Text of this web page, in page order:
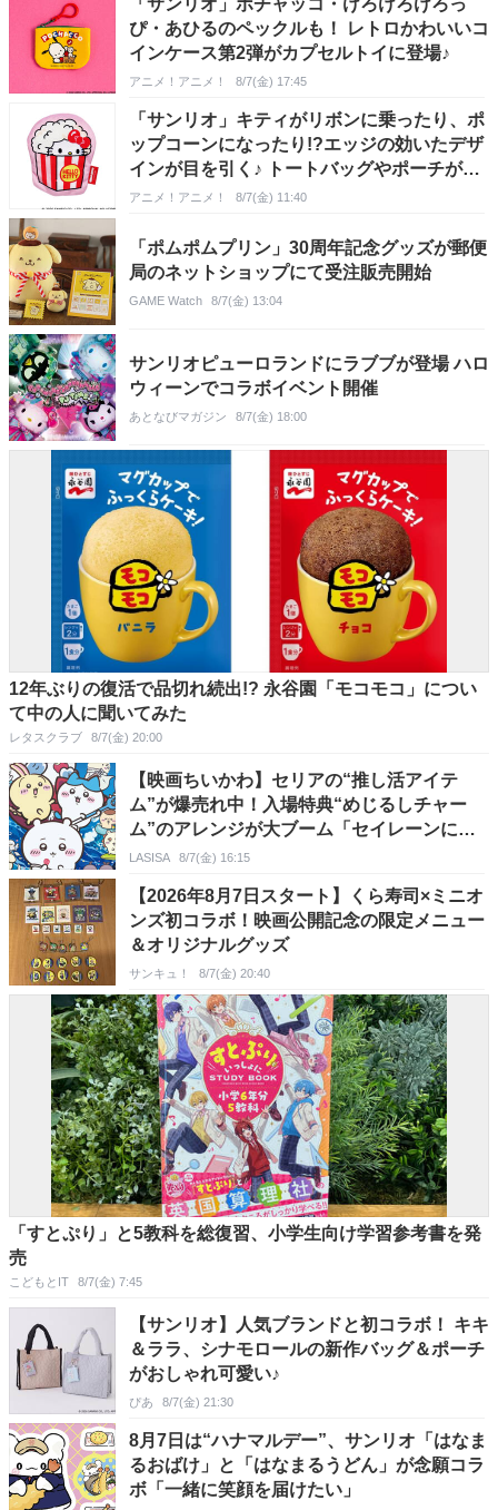
「サンリオ」ポチャッコ・けろけろけろっ
ぴ・あひるのペックルも！ レトロかわいいコ
インケース第2弾がカプセルトイに登場♪
アニメ！アニメ！ 8/7(金) 17:45
「サンリオ」キティがリボンに乗ったり、ポ
ップコーンになったり!?エッジの効いたデザ
インが目を引く♪ トートバッグやポーチが登
場
アニメ！アニメ！ 8/7(金) 11:40
「ポムポムプリン」30周年記念グッズが郵便
局のネットショップにて受注販売開始
GAME Watch 8/7(金) 13:04
サンリオピューロランドにラブブが登場 ハロ
ウィーンでコラボイベント開催
あとなびマガジン 8/7(金) 18:00
12年ぶりの復活で品切れ続出!? 永谷園「モコモコ」につい
て中の人に聞いてみた
レタスクラブ 8/7(金) 20:00
【映画ちいかわ】セリアの“推し活アイテ
ム”が爆売れ中！入場特典“めじるしチャー
ム”のアレンジが大ブーム「セイレーンに捕
まった！？」
LASISA 8/7(金) 16:15
【2026年8月7日スタート】くら寿司×ミニオ
ンズ初コラボ！映画公開記念の限定メニュー
＆オリジナルグッズ
サンキュ！ 8/7(金) 20:40
「すとぷり」と5教科を総復習、小学生向け学習参考書を発
売
こどもとIT 8/7(金) 7:45
【サンリオ】人気ブランドと初コラボ！ キキ
＆ララ、シナモロールの新作バッグ＆ポーチ
がおしゃれ可愛い♪
ぴあ 8/7(金) 21:30
8月7日は“ハナマルデー”、サンリオ「はなま
るおばけ」と「はなまるうどん」が念願コラ
ボ「一緒に笑顔を届けたい」